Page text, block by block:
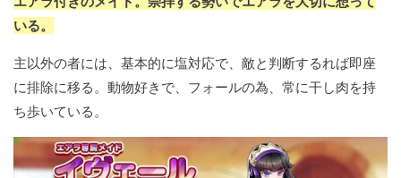
いる。
主以外の者には、基本的に塩対応で、敵と判断するれば即座
に排除に移る。動物好きで、フォールの為、常に干し肉を持
ち歩いている。